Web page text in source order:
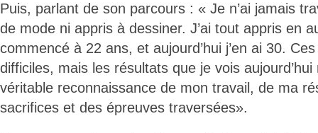
Puis, parlant de son parcours : « Je n’ai jamais
de mode ni appris à dessiner. J’ai tout appris en
commencé à 22 ans, et aujourd’hui j’en ai 30.
difficiles, mais les résultats que je vois
véritable reconnaissance de mon travail, de ma
sacrifices et des épreuves traversées».